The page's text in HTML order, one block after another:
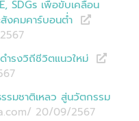
SDGs เพื่อขับเคลื่อน
สังคมคาร์บอนต่ำ
2567
ำรงวิถีชีวิตแนวใหม่
รมชาติเหลว สู่นวัตกรรม
20/09/2567